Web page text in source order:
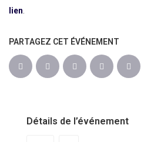
lien.
PARTAGEZ CET ÉVÉNEMENT
Détails de l’événement